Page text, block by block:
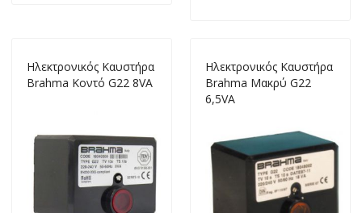
Ηλεκτρονικός Καυστήρα
Brahma Κοντό G22 8VA
Ηλεκτρονικός Καυστήρα
Brahma Μακρύ G22
6,5VA